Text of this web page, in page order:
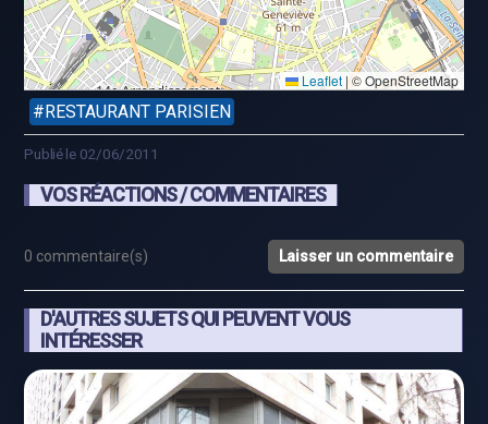
Leaflet |© OpenStreetMap
RESTAURANT PARISIEN
Publié le 02/06/2011
VOS RÉACTIONS / COMMENTAIRES
0 commentaire(s) Laisser un commentaire
D'AUTRES SUJETS QUI PEUVENT VOUS
INTÉRESSER